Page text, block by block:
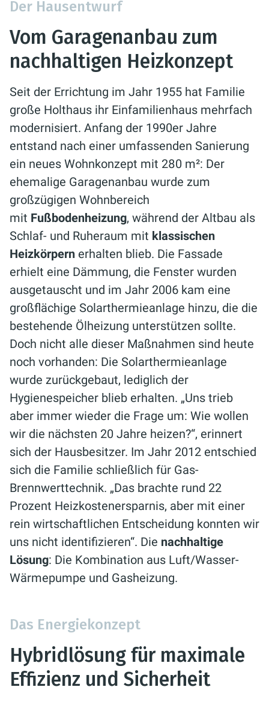
Der Hausentwurf
Vom Garagenanbau zum
nachhaltigen Heizkonzept
Seit der Errichtung im Jahr 1955 hat Familie
große Holthaus ihr Einfamilienhaus mehrfach
modernisiert. Anfang der 1990er Jahre
entstand nach einer umfassenden Sanierung
ein neues Wohnkonzept mit 280 m²: Der
ehemalige Garagenanbau wurde zum
großzügigen Wohnbereich
mit Fußbodenheizung, während der Altbau als
Schlaf- und Ruheraum mit klassischen
Heizkörpern erhalten blieb. Die Fassade
erhielt eine Dämmung, die Fenster wurden
ausgetauscht und im Jahr 2006 kam eine
großflächige Solarthermieanlage hinzu, die die
bestehende Ölheizung unterstützen sollte.
Doch nicht alle dieser Maßnahmen sind heute
noch vorhanden: Die Solarthermieanlage
wurde zurückgebaut, lediglich der
Hygienespeicher blieb erhalten. „Uns trieb
aber immer wieder die Frage um: Wie wollen
wir die nächsten 20 Jahre heizen?“, erinnert
sich der Hausbesitzer. Im Jahr 2012 entschied
sich die Familie schließlich für Gas-
Brennwerttechnik. „Das brachte rund 22
Prozent Heizkostenersparnis, aber mit einer
rein wirtschaftlichen Entscheidung konnten wir
uns nicht identifizieren“. Die nachhaltige
Lösung: Die Kombination aus Luft/Wasser-
Wärmepumpe und Gasheizung.
Das Energiekonzept
Hybridlösung für maximale
Effizienz und Sicherheit